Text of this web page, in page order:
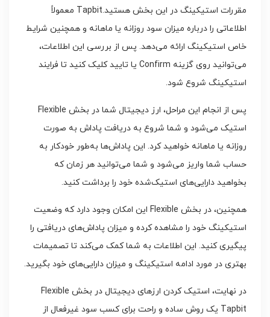
مقررات استیکینگ در این بخش هستید.Tapbit معمولاً
اطلاعاتی را درباره میزان سود روزانه یا ماهانه و همچنین شرایط
خاص استیکینگ ارائه می‌دهد. پس از بررسی این اطلاعات،
می‌توانید روی گزینه Confirm یا تایید کلیک کنید تا فرایند
استیکینگ شروع شود.
پس از انجام این مراحل، ارز دیجیتال شما در بخش Flexible
استیک می‌شود و شما شروع به دریافت پاداش به صورت
روزانه یا ماهانه خواهید کرد. این پاداش‌ها به‌طور خودکار به
حساب شما واریز می‌شود و شما می‌توانید هر زمان که
بخواهید دارایی‌های استیک‌شده خود را برداشت کنید.
همچنین، در بخش Flexible این امکان وجود دارد که وضعیت
استیکینگ خود را مشاهده کرده و میزان پاداش‌های دریافتی را
پیگیری کنید. این اطلاعات به شما کمک می‌کند تا تصمیمات
بهتری در مورد ادامه استیکینگ و میزان دارایی‌های خود بگیرید.
در نهایت، استیک کردن ارزهای دیجیتال در بخش Flexible
Tapbit یک روش ساده و راحت برای کسب سود غیرفعال از